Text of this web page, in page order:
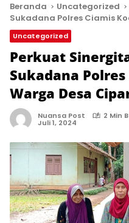
Beranda Uncategorized
Sukadana Polres Ciamis
Uncategorized
Perkuat
Sukadana
Warga Desa
Nuansa Post 2 Min
Juli 1, 2024